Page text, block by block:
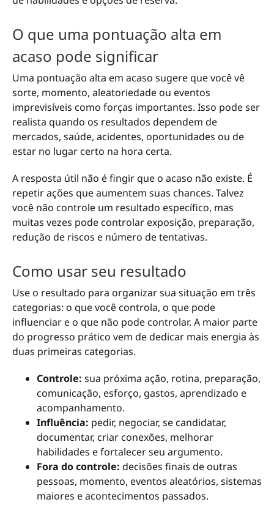
O que uma pontuação alta em
acaso pode significar
Uma pontuação alta em acaso sugere que você vê
sorte, momento, aleatoriedade ou eventos
imprevisíveis como forças importantes. Isso pode ser
realista quando os resultados dependem de
mercados, saúde, acidentes, oportunidades ou de
estar no lugar certo na hora certa.
A resposta útil não é fingir que o acaso não existe. É
repetir ações que aumentem suas chances. Talvez
você não controle um resultado específico, mas
muitas vezes pode controlar exposição, preparação,
redução de riscos e número de tentativas.
Como usar seu resultado
Use o resultado para organizar sua situação em três
categorias: o que você controla, o que pode
influenciar e o que não pode controlar. A maior parte
do progresso prático vem de dedicar mais energia às
duas primeiras categorias.
Controle: sua próxima ação, rotina, preparação,
comunicação, esforço, gastos, aprendizado e
acompanhamento.
Influência: pedir, negociar, se candidatar,
documentar, criar conexões, melhorar
habilidades e fortalecer seu argumento.
Fora do controle: decisões finais de outras
pessoas, momento, eventos aleatórios, sistemas
maiores e acontecimentos passados.